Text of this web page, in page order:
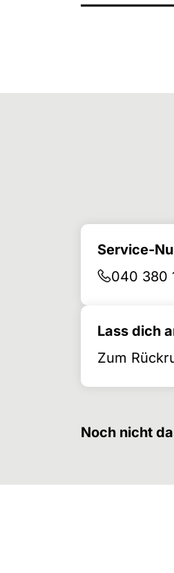
Service-
040 380
Lass dich
Zum
Noch nicht